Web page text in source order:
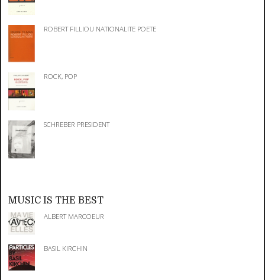
ROBERT FILLIOU NATIONALITE POETE
ROCK, POP
SCHREBER PRESIDENT
MUSIC IS THE BEST
ALBERT MARCOEUR
BASIL KIRCHIN